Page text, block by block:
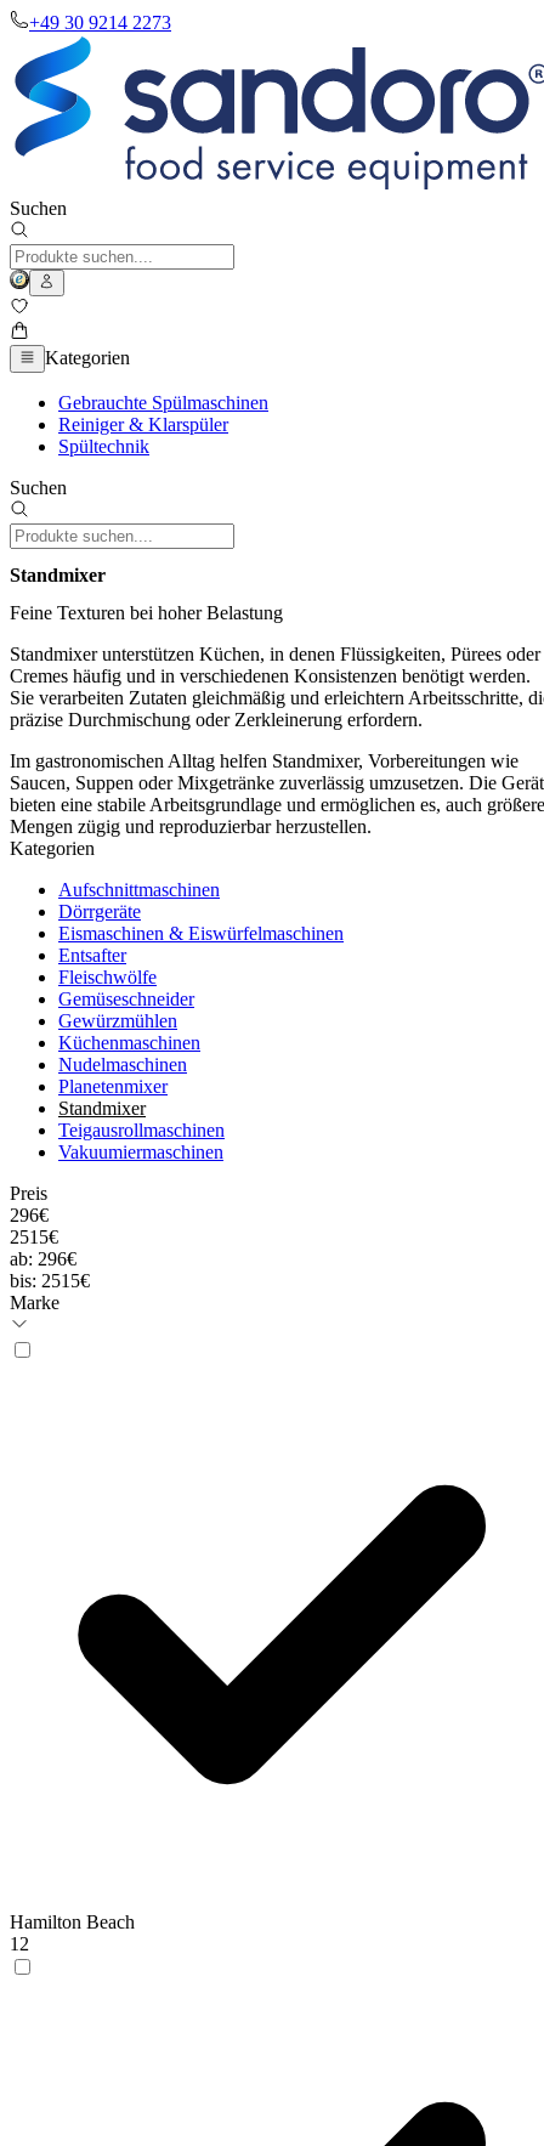
+49 30 9214 2273
Suchen
Kategorien
Gebrauchte Spülmaschinen
Reiniger & Klarspüler
Spültechnik
Suchen
Standmixer
Feine Texturen bei hoher Belastung
Standmixer unterstützen Küchen, in denen Flüssigkeiten, Pürees oder
Cremes häufig und in verschiedenen Konsistenzen benötigt werden.
Sie verarbeiten Zutaten gleichmäßig und erleichtern Arbeitsschritte,
präzise Durchmischung oder Zerkleinerung erfordern.
Im gastronomischen Alltag helfen Standmixer, Vorbereitungen wie
Saucen, Suppen oder Mixgetränke zuverlässig umzusetzen. Die
bieten eine stabile Arbeitsgrundlage und ermöglichen es, auch größere
Mengen zügig und reproduzierbar herzustellen.
Kategorien
Aufschnittmaschinen
Dörrgeräte
Eismaschinen & Eiswürfelmaschinen
Entsafter
Fleischwölfe
Gemüseschneider
Gewürzmühlen
Küchenmaschinen
Nudelmaschinen
Planetenmixer
Standmixer
Teigausrollmaschinen
Vakuumiermaschinen
Preis
296€
2515€
ab: 296€
bis: 2515€
Marke
Hamilton Beach
12